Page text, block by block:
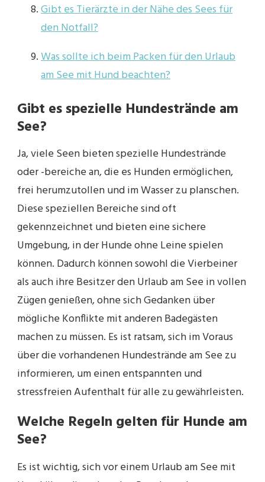
Gibt es Tierärzte in der Nähe des Sees für
den Notfall?
Was sollte ich beim Packen für den Urlaub
am See mit Hund beachten?
Gibt es spezielle Hundestrände am
See?
Ja, viele Seen bieten spezielle Hundestrände
oder -bereiche an, die es Hunden ermöglichen,
frei herumzutollen und im Wasser zu planschen.
Diese speziellen Bereiche sind oft
gekennzeichnet und bieten eine sichere
Umgebung, in der Hunde ohne Leine spielen
können. Dadurch können sowohl die Vierbeiner
als auch ihre Besitzer den Urlaub am See in vollen
Zügen genießen, ohne sich Gedanken über
mögliche Konflikte mit anderen Badegästen
machen zu müssen. Es ist ratsam, sich im Voraus
über die vorhandenen Hundestrände am See zu
informieren, um einen entspannten und
stressfreien Aufenthalt für alle zu gewährleisten.
Welche Regeln gelten für Hunde am
See?
Es ist wichtig, sich vor einem Urlaub am See mit